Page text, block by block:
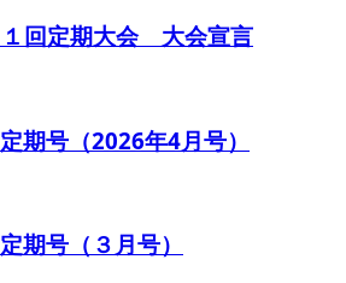
回定期大会 大会宣言
期号（2026年4月号）
期号（３月号）